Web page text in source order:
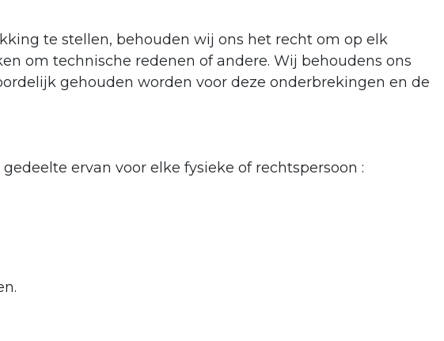
te stellen, behouden wij ons het recht om op elk
om technische redenen of andere. Wij behoudens ons
gehouden worden voor deze onderbrekingen en de
ervan voor elke fysieke of rechtspersoon :